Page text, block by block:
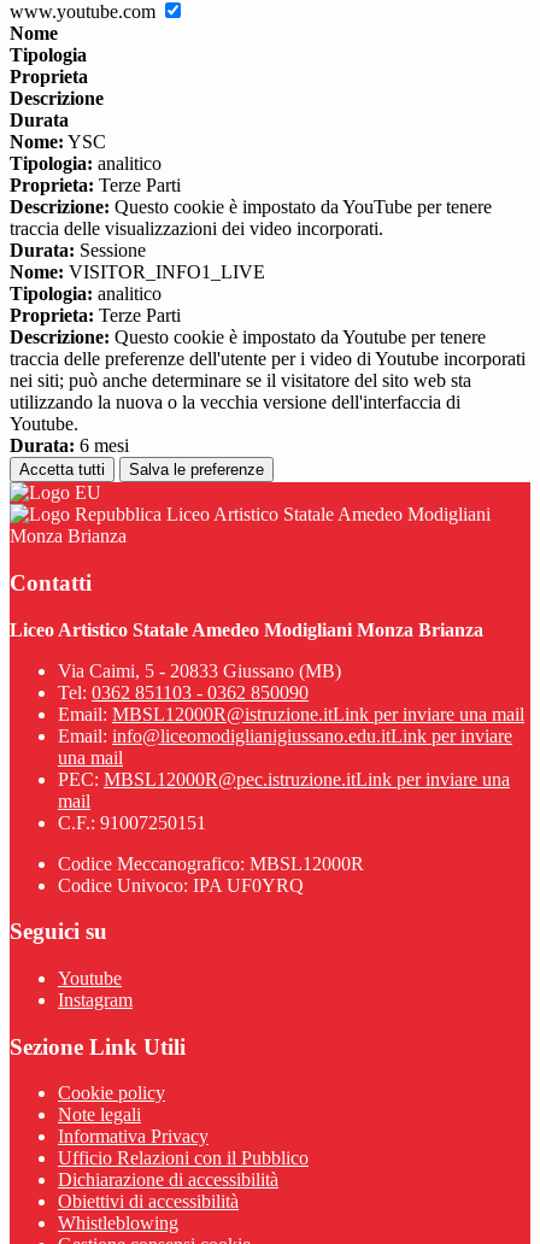
www.youtube.com
Nome
Tipologia
Proprieta
Descrizione
Durata
Nome: YSC
Tipologia: analitico
Proprieta: Terze Parti
Descrizione: Questo cookie è impostato da YouTube per tenere
traccia delle visualizzazioni dei video incorporati.
Durata: Sessione
Nome: VISITOR_INFO1_LIVE
Tipologia: analitico
Proprieta: Terze Parti
Descrizione: Questo cookie è impostato da Youtube per tenere
traccia delle preferenze dell'utente per i video di Youtube incorporati
nei siti; può anche determinare se il visitatore del sito web sta
utilizzando la nuova o la vecchia versione dell'interfaccia di
Youtube.
Durata: 6 mesi
Accetta tutti Salva le preferenze
Liceo Artistico Statale Amedeo Modigliani
Monza Brianza
Contatti
Liceo Artistico Statale Amedeo Modigliani Monza Brianza
Via Caimi, 5 - 20833 Giussano (MB)
Tel: 0362 851103 - 0362 850090
Email: MBSL12000R@istruzione.itLink per inviare una mail
Email: info@liceomodiglianigiussano.edu.itLink per inviare
una mail
PEC: MBSL12000R@pec.istruzione.itLink per inviare una
mail
C.F.: 91007250151
Codice Meccanografico: MBSL12000R
Codice Univoco: IPA UF0YRQ
Seguici su
Youtube
Instagram
Sezione Link Utili
Cookie policy
Note legali
Informativa Privacy
Ufficio Relazioni con il Pubblico
Dichiarazione di accessibilità
Obiettivi di accessibilità
Whistleblowing